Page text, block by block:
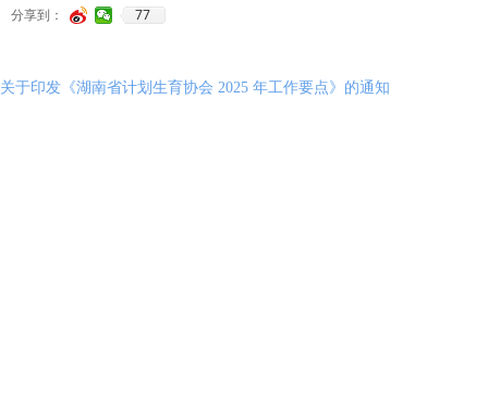
关于印发《湖南省计划生育协会 2025 年工作要点》的通知
分享到： 77